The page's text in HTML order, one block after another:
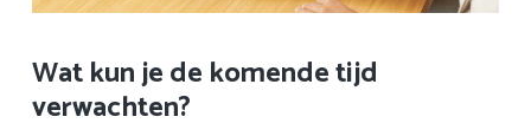
Wat kun je de komende tijd
verwachten?